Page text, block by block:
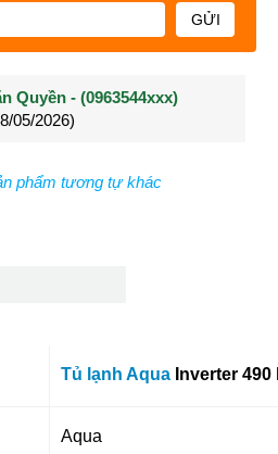
GỬI
Quyền - (0963544xxx)
05/2026)
Long - (0902021xxx)
04/2026)
phẩm tương tự khác
Tủ lạnh Aqua Inverter
Aqua